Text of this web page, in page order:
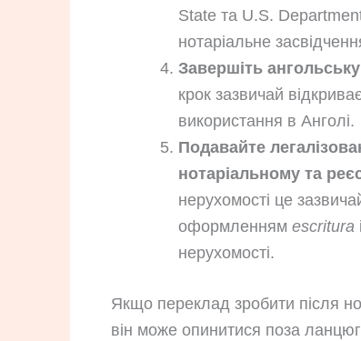
State та U.S.
нотаріальне
Завершіть
крок зазвичай
використання в Анголі.
Подавайте
нотаріальному та
нерухомості це
оформленням escritura
нерухомості.
Якщо переклад зробити після
він може опинитися поза